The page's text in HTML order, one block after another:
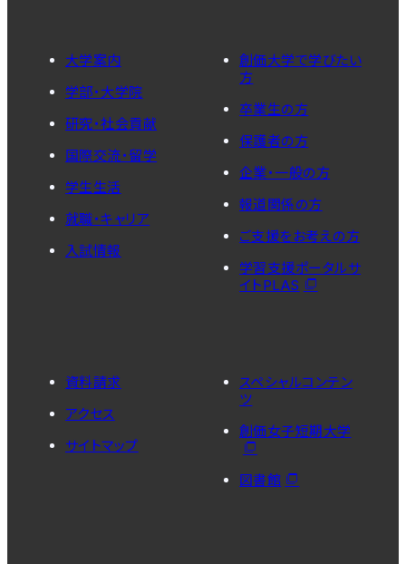
大学案内
学部・大学院
研究・社会貢献
国際交流・留学
学生生活
就職・キャリア
入試情報
創価大学で学びたい
方
卒業生の方
保護者の方
企業・一般の方
報道関係の方
ご支援をお考えの方
学習支援ポータルサ
イトPLAS
資料請求
アクセス
サイトマップ
スペシャルコンテン
ツ
創価女子短期大学
図書館